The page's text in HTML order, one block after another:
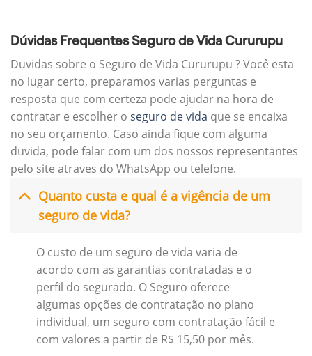
Dúvidas Frequentes Seguro de Vida Cururupu
Duvidas sobre o Seguro de Vida Cururupu ? Você esta
no lugar certo, preparamos varias perguntas e
resposta que com certeza pode ajudar na hora de
contratar e escolher o seguro de vida que se encaixa
no seu orçamento. Caso ainda fique com alguma
duvida, pode falar com um dos nossos representantes
pelo site atraves do WhatsApp ou telefone.
Quanto custa e qual é a vigência de um
seguro de vida?
O custo de um seguro de vida varia de
acordo com as garantias contratadas e o
perfil do segurado. O Seguro oferece
algumas opções de contratação no plano
individual, um seguro com contratação fácil e
com valores a partir de R$ 15,50 por mês.